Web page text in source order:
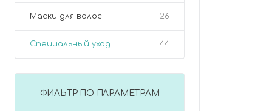
Маски для волос 26
Специальный уход 44
ФИЛЬТР ПО ПАРАМЕТРАМ